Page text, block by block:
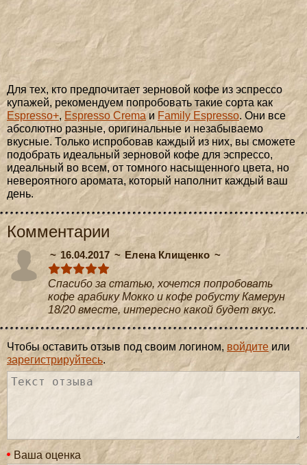
Для тех, кто предпочитает зерновой кофе из эспрессо
купажей, рекомендуем попробовать такие сорта как
Espresso+, Espresso Cremaи Family Espresso. Они все
абсолютно разные, оригинальные и незабываемо
вкусные. Только испробовав каждый из них, вы сможете
подобрать идеальный зерновой кофе для эспрессо,
идеальный во всем, от томного насыщенного цвета, но
невероятного аромата, который наполнит каждый ваш
день.
Комментарии
16.04.2017 Елена Клищенко
Спасибо за статью, хочется попробовать
кофе арабику Мокко и кофе робусту Камерун
18/20 вместе, интересно какой будет вкус.
Чтобы оставить отзыв под своим логином, войдите или
зарегистрируйтесь.
Ваша оценка